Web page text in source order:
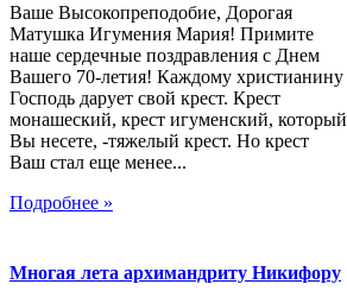
Ваше Высокопреподобие, Дорогая
Матушка Игумения Мария! Примите
наше сердечные поздравления с Днем
Вашего 70-летия! Каждому христианину
Господь дарует свой крест. Крест
монашеский, крест игуменский, который
Вы несете, -тяжелый крест. Но крест
Ваш стал еще менее...
Подробнее »
Многая лета архимандриту Никифору